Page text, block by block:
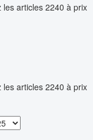
articles 2240 à prix
articles 2240 à prix